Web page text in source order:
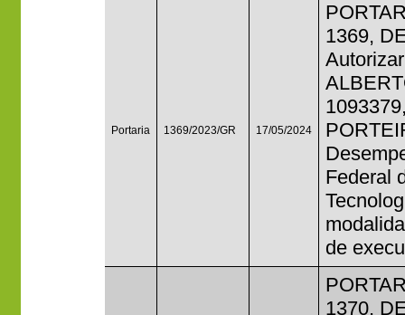
Portaria 1369/2023/GR 17/05/2024
1369,
Federal
de
1370,